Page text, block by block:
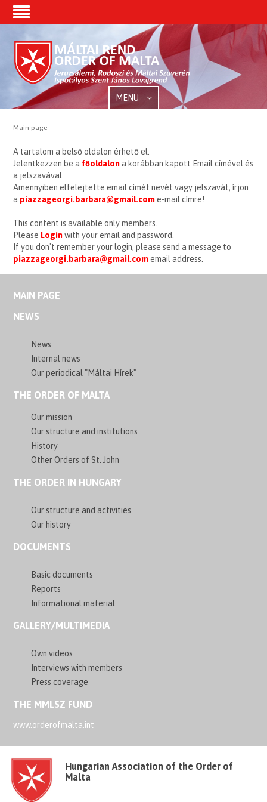
MENU
Main page
A tartalom a belső oldalon érhető el.
Jelentkezzen be a főoldalona korábban kapott Email címével és
a jelszavával.
Amennyiben elfelejtette email címét nevét vagy jelszavát, írjon
a piazzageorgi.barbara@gmail.come-mail címre!
This content is available only members.
Please Loginwith your email and password.
If you don't remember your login, please send a message to
piazzageorgi.barbara@gmail.comemail address.
MAIN PAGE
NEWS
News
Internal news
Our periodical "Máltai Hírek"
THE ORDER OF MALTA
Our mission
Our structure and institutions
History
Other Orders of St. John
THE ORDER IN HUNGARY
Our structure and activities
Our history
DOCUMENTS
Basic documents
Reports
Informational material
GALLERY/MULTIMEDIA
Own videos
Interviews with members
Press coverage
THE MMLSZ FUND
www.orderofmalta.int
Hungarian Association of the Order of
Malta